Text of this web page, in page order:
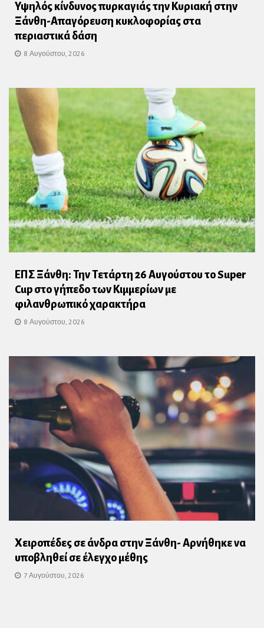
Υψηλός κίνδυνος πυρκαγιάς την Κυριακή στην
Ξάνθη-Απαγόρευση κυκλοφορίας στα
περιαστικά δάση
8 Αυγούστου, 2026
ΕΠΣ Ξάνθη: Την Τετάρτη 26 Αυγούστου το Super
Cup στο γήπεδο των Κιμμερίων με
φιλανθρωπικό χαρακτήρα
8 Αυγούστου, 2026
Χειροπέδες σε άνδρα στην Ξάνθη- Αρνήθηκε να
υποβληθεί σε έλεγχο μέθης
7 Αυγούστου, 2026